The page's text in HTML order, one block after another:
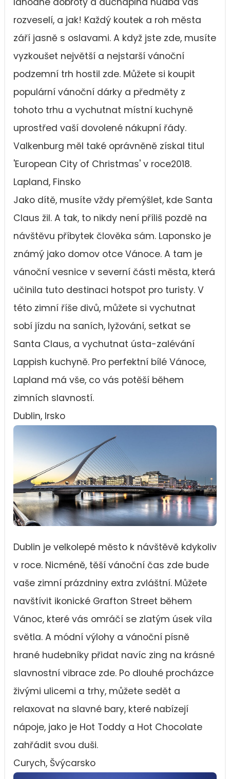
rozveselí, a jak! Každý koutek a roh města
září jasně s oslavami. A když jste zde, musíte
vyzkoušet největší a nejstarší vánoční
podzemní trh hostil zde. Můžete si koupit
populární vánoční dárky a předměty z
tohoto trhu a vychutnat místní kuchyně
uprostřed vaší dovolené nákupní řády.
Valkenburg měl také oprávněně získal titul
'European City of Christmas' v roce2018.
Lapland, Finsko
Jako dítě, musíte vždy přemýšlet, kde Santa
Claus žil. A tak, to nikdy není příliš pozdě na
návštěvu příbytek člověka sám. Laponsko je
známý jako domov otce Vánoce. A tam je
vánoční vesnice v severní části města, která
učinila tuto destinaci hotspot pro turisty. V
této zimní říše divů, můžete si vychutnat
sobí jízdu na saních, lyžování, setkat se
Santa Claus, a vychutnat ústa-zalévání
Lappish kuchyně. Pro perfektní bílé Vánoce,
Lapland má vše, co vás potěší během
zimních slavností.
Dublin, Irsko
Dublin je velkolepé město k návštěvě kdykoliv
v roce. Nicméně, těší vánoční čas zde bude
vaše zimní prázdniny extra zvláštní. Můžete
navštívit ikonické Grafton Street během
Vánoc, které vás omráčí se zlatým úsek víla
světla. A módní výlohy a vánoční písně
hrané hudebníky přidat navíc zing na krásné
slavnostní vibrace zde. Po dlouhé procházce
živými ulicemi a trhy, můžete sedět a
relaxovat na slavné bary, které nabízejí
nápoje, jako je Hot Toddy a Hot Chocolate
zahřádit svou duši.
Curych, Švýcarsko